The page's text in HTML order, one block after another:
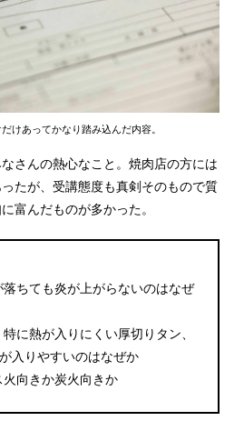
けあってかなり踏み込んだ内容。
さんの熱心なこと。焼肉店の方には
たが、受講態度も真剣そのもので質
富んだものが多かった。
ちても炎が上がらないのはなぜ
に熱が入りにくい厚切りタン、
入りやすいのはなぜか
向きか炭火向きか